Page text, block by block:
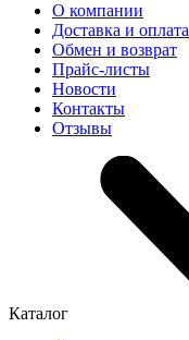
О компании
Доставка и оплата
Обмен и возврат
Прайс-листы
Новости
Контакты
Отзывы
Каталог